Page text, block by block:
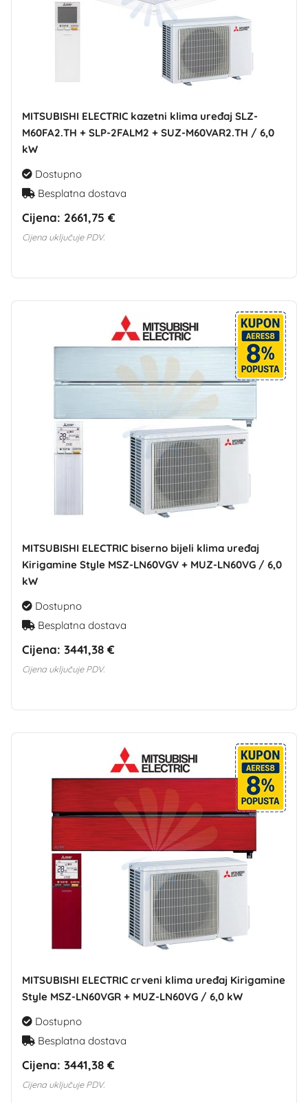
MITSUBISHI ELECTRIC kazetni klima uređaj SLZ-
M60FA2.TH + SLP-2FALM2 + SUZ-M60VAR2.TH / 6,0
kW
Dostupno
Besplatna dostava
Cijena: 2661,75 €
Cijena uključuje PDV.
MITSUBISHI ELECTRIC biserno bijeli klima uređaj
Kirigamine Style MSZ-LN60VGV + MUZ-LN60VG / 6,0
kW
Dostupno
Besplatna dostava
Cijena: 3441,38 €
Cijena uključuje PDV.
MITSUBISHI ELECTRIC crveni klima uređaj Kirigamine
Style MSZ-LN60VGR + MUZ-LN60VG / 6,0 kW
Dostupno
Besplatna dostava
Cijena: 3441,38 €
Cijena uključuje PDV.